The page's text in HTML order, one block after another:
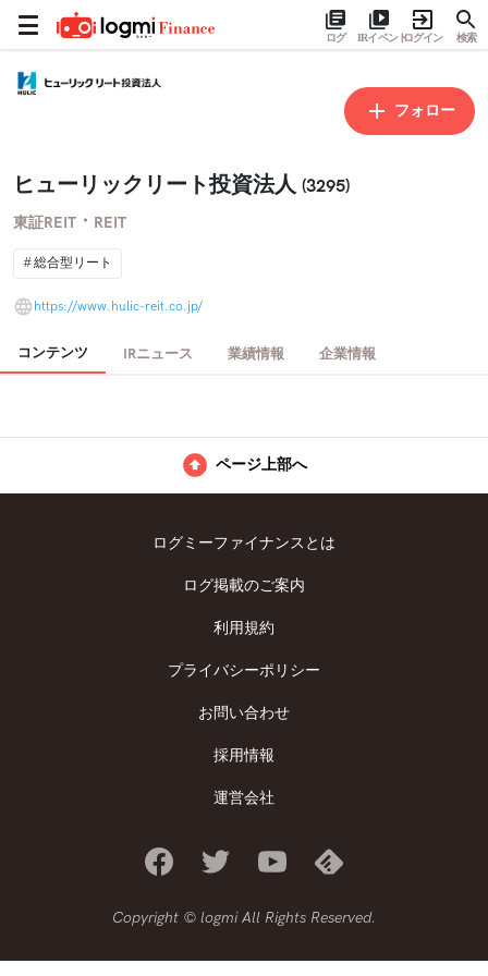
ログ IRイベントログイン 検索
フォロー
ヒューリックリート投資法人 (3295)
東証REIT ・ REIT
総合型リート
https://www.hulic-reit.co.jp/
コンテンツ IRニュース 業績情報 企業情報
ページ上部へ
ログミーファイナンスとは
ログ掲載のご案内
利用規約
プライバシーポリシー
お問い合わせ
採用情報
運営会社
Copyright © logmi All Rights Reserved.